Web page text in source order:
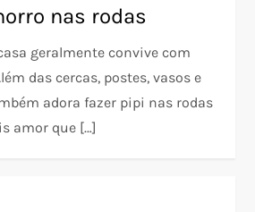
nas rodas
geralmente convive com
das cercas, postes, vasos e
adora fazer pipi nas rodas
amor que […]